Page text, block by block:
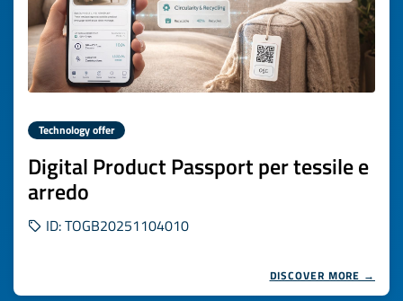
Technology offer
Digital Product Passport per tessile e
arredo
ID: TOGB20251104010
DISCOVER MORE →